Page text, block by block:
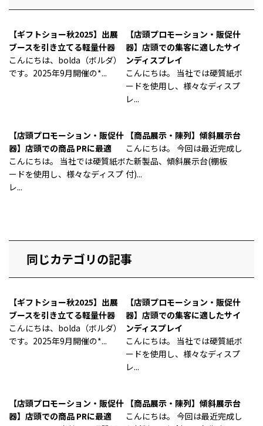
【ギフトショー秋2025】出展
ブースを引き立てる軽量什器
こんにちは、bolda（ボルダ）
です。2025年9月開催の*...
【店頭プロモーション・販促什
器】店頭での集客に適したサイ
ンディスプレイ
こんにちは。 当社では硬質紙ボ
ードを使用し、様々なディスプ
レ...
【店頭プロモーション・販促什
器】店頭での商品 PRに最適
こんにちは。 当社では硬質紙ボ
ードを使用し、様々なディスプ
レ...
【商品展示・陳列】傾斜展示台
こんにちは。 今回は最近完成し
た新製品、傾斜展示台(棚板
付)...
同じカテゴリの記事
【ギフトショー秋2025】出展
ブースを引き立てる軽量什器
こんにちは、bolda（ボルダ）
です。2025年9月開催の*...
【店頭プロモーション・販促什
器】店頭での集客に適したサイ
ンディスプレイ
こんにちは。 当社では硬質紙ボ
ードを使用し、様々なディスプ
レ...
【店頭プロモーション・販促什
器】店頭での商品 PRに最適
【商品展示・陳列】傾斜展示台
こんにちは。 今回は最近完成し